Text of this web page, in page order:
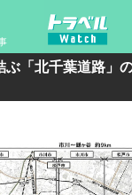
ぶ「北千葉道路」